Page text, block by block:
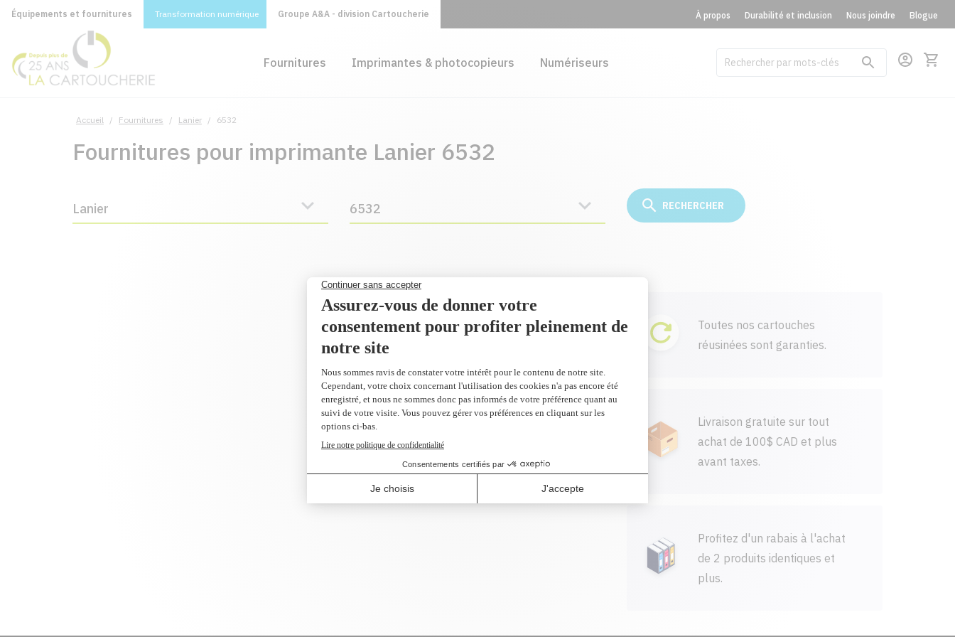
Équipements et fournitures Transformation numérique Groupe A&A - division Cartoucherie À propos Durabilité et inclusion Nous joindre Blogue
Fournitures Imprimantes & photocopieurs Numériseurs
Accueil / Fournitures / Lanier / 6532
Fournitures pour imprimante Lanier 6532
Lanier 6532
Toutes nos cartouches
réusinées sont garanties.
Livraison gratuite sur tout
achat de 100$ CAD et plus
avant taxes.
Profitez d'un rabais à l'achat
de 2 produits identiques et
plus.